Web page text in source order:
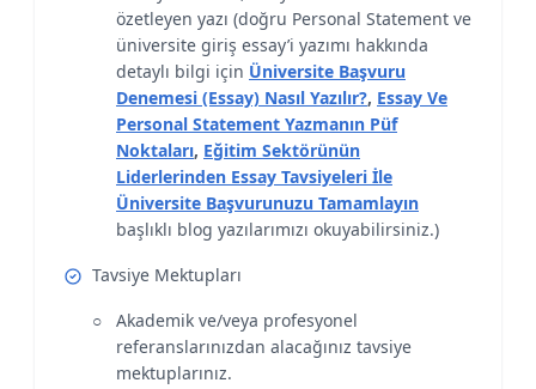
özetleyen yazı (doğru Personal Statement ve
üniversite giriş essay’i yazımı hakkında
detaylı bilgi için Üniversite Başvuru
Denemesi (Essay) Nasıl Yazılır?, Essay Ve
Personal Statement Yazmanın Püf
Noktaları, Eğitim Sektörünün
Liderlerinden Essay Tavsiyeleri İle
Üniversite Başvurunuzu Tamamlayın
başlıklı blog yazılarımızı okuyabilirsiniz.)
Tavsiye Mektupları
Akademik ve/veya profesyonel
referanslarınızdan alacağınız tavsiye
mektuplarınız.